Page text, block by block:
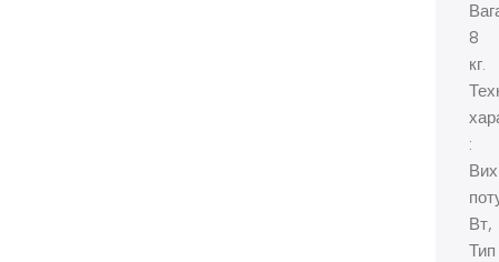
8
кг.
:
Вт,
Тип